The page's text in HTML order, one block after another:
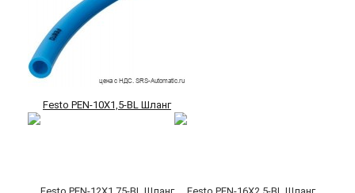
Festo PEN-10X1,5-BL Шланг